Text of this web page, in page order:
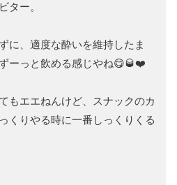
ター。
に、適度な酔いを維持したま
ーっと飲める感じやね😋🥃❤️
もエエねんけど、スナックのカ
くりやる時に一番しっくりくる